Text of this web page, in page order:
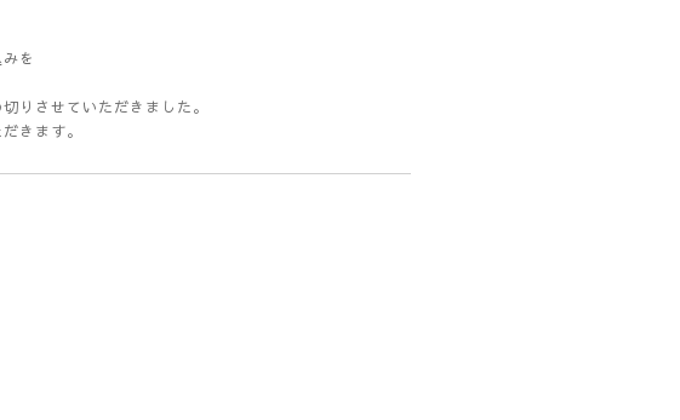
を
りさせていただきました。
きます。